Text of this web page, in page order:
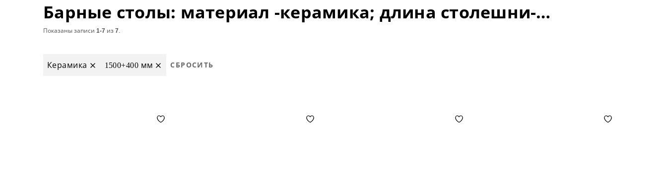
Барные столы: материал -керамика; длина столешни-1500+400 мм;
Показаны записи 1-7 из7.
Керамика 1500+400 мм СБРОСИТЬ